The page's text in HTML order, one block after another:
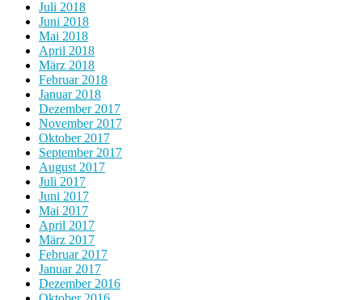
Juli 2018
Juni 2018
Mai 2018
April 2018
März 2018
Februar 2018
Januar 2018
Dezember 2017
November 2017
Oktober 2017
September 2017
August 2017
Juli 2017
Juni 2017
Mai 2017
April 2017
März 2017
Februar 2017
Januar 2017
Dezember 2016